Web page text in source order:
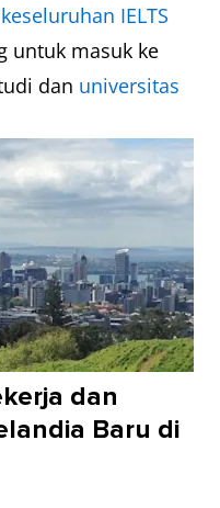
IELTS
untuk masuk ke
dan universitas
dan
Baru di